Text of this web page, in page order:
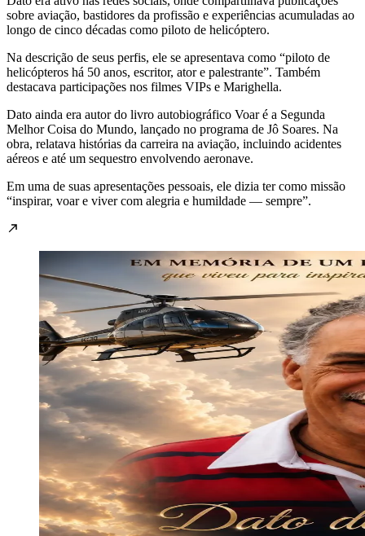
sobre aviação, bastidores da profissão e experiências acumuladas ao
longo de cinco décadas como piloto de helicóptero.
Na descrição de seus perfis, ele se apresentava como “piloto de
helicópteros há 50 anos, escritor, ator e palestrante”. Também
destacava participações nos filmes VIPs e Marighella.
Dato ainda era autor do livro autobiográfico Voar é a Segunda
Melhor Coisa do Mundo, lançado no programa de Jô Soares. Na
obra, relatava histórias da carreira na aviação, incluindo acidentes
aéreos e até um sequestro envolvendo aeronave.
Em uma de suas apresentações pessoais, ele dizia ter como missão
“inspirar, voar e viver com alegria e humildade — sempre”.